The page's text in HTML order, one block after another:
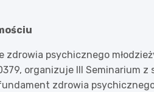
psychicznego
organizuje III Seminarium z
zdrowia